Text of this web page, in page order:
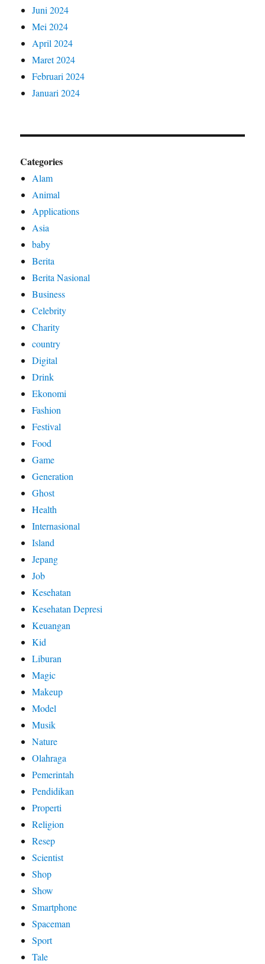
Juni 2024
Mei 2024
April 2024
Maret 2024
Februari 2024
Januari 2024
Categories
Alam
Animal
Applications
Asia
baby
Berita
Berita Nasional
Business
Celebrity
Charity
country
Digital
Drink
Ekonomi
Fashion
Festival
Food
Game
Generation
Ghost
Health
Internasional
Island
Jepang
Job
Kesehatan
Kesehatan Depresi
Keuangan
Kid
Liburan
Magic
Makeup
Model
Musik
Nature
Olahraga
Pemerintah
Pendidikan
Properti
Religion
Resep
Scientist
Shop
Show
Smartphone
Spaceman
Sport
Tale